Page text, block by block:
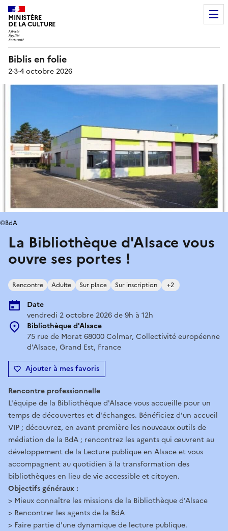
MINISTÈRE
DE LA CULTURE
Biblis en folie
2-3-4 octobre 2026
La Bibliothèque d'Alsace vous
ouvre ses portes !
Rencontre Adulte Sur place Sur inscription +2
Date
vendredi 2 octobre 2026 de 9h à 12h
Bibliothèque d'Alsace
75 rue de Morat 68000 Colmar, Collectivité européenne
d'Alsace, Grand Est, France
Ajouter à mes favoris
©BdA
Rencontre professionnelle
L'équipe de la Bibliothèque d'Alsace vous accueille pour un
temps de découvertes et d'échanges. Bénéficiez d’un accueil
VIP ; découvrez, en avant première les nouveaux outils de
médiation de la BdA ; rencontrez les agents qui œuvrent au
développement de la Lecture publique en Alsace et vous
accompagnent au quotidien à la transformation des
bibliothèques en lieu de vie accessible et citoyen.
Objectifs généraux :
> Mieux connaître les missions de la Bibliothèque d'Alsace
> Rencontrer les agents de la BdA
> Faire partie d'une dynamique de lecture publique.